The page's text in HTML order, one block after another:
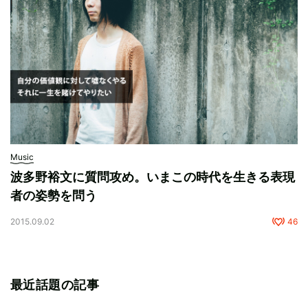
Music
波多野裕文に質問攻め。いまこの時代を生きる表現
者の姿勢を問う
2015.09.02 46
最近話題の記事